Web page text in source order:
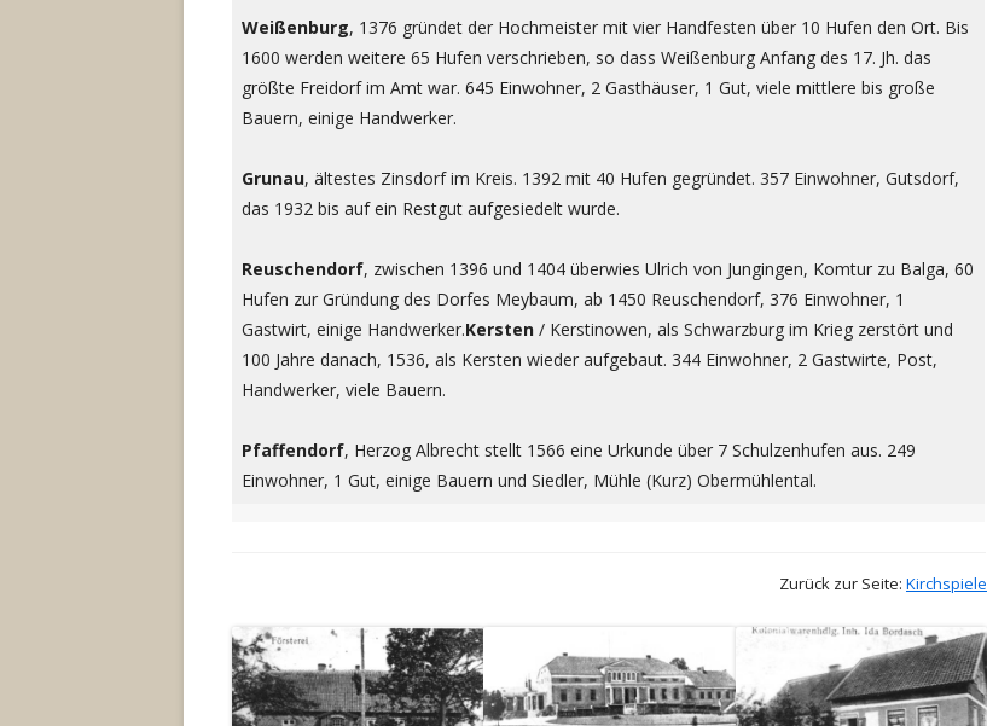
Weißenburg, 1376 gründet der Hochmeister mit vier Handfesten über 10 Hufen den Ort. Bis
1600 werden weitere 65 Hufen verschrieben, so dass Weißenburg Anfang des 17. Jh. das
größte Freidorf im Amt war. 645 Einwohner, 2 Gasthäuser, 1 Gut, viele mittlere bis große
Bauern, einige Handwerker.
Grunau, ältestes Zinsdorf im Kreis. 1392 mit 40 Hufen gegründet. 357 Einwohner, Gutsdorf,
das 1932 bis auf ein Restgut aufgesiedelt wurde.
Reuschendorf, zwischen 1396 und 1404 überwies Ulrich von Jungingen, Komtur zu Balga, 60
Hufen zur Gründung des Dorfes Meybaum, ab 1450 Reuschendorf, 376 Einwohner, 1
Gastwirt, einige Handwerker.Kersten / Kerstinowen, als Schwarzburg im Krieg zerstört und
100 Jahre danach, 1536, als Kersten wieder aufgebaut. 344 Einwohner, 2 Gastwirte, Post,
Handwerker, viele Bauern.
Pfaffendorf, Herzog Albrecht stellt 1566 eine Urkunde über 7 Schulzenhufen aus. 249
Einwohner, 1 Gut, einige Bauern und Siedler, Mühle (Kurz) Obermühlental.
Zurück zur Seite: Kirchspiele
In
neuem
Fenster
In
neuem
Fenster
neuem
Fenster